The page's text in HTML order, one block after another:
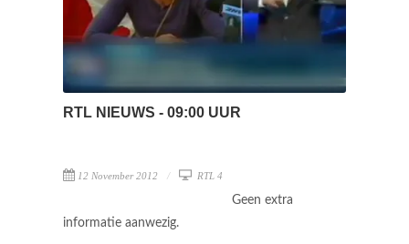
RTL NIEUWS - 09:00 UUR
12 November 2012 RTL 4
Geen extra
informatie aanwezig.